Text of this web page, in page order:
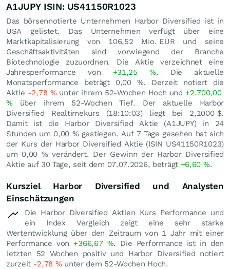
A1JUPY ISIN: US41150R1023
Das börsennotierte Unternehmen Harbor Diversified ist in
USA gelistet. Das Unternehmen verfügt über eine
Marktkapitalisierung von 106,52 Mio. EUR und seine
Geschäftsaktivitäten sind vorwiegend der Branche
Biotechnologie zuzuordnen. Die Aktie verzeichnet eine
Jahresperformance von +31,25%. Die aktuelle
Monatsperformance beträgt 0,00 %. Derzeit notiert die
Aktie -2,78 %unter ihrem 52-Wochen Hoch und +2.700,00
%über ihrem 52-Wochen Tief. Der aktuelle Harbor
Diversified Realtimekurs (18:10:03) liegt bei 2,1000 $.
Damit ist die Harbor Diversified Aktie (A1JUPY) in 24
Stunden um 0,00 %gestiegen. Auf 7 Tage gesehen hat sich
der Kurs der Harbor Diversified Aktie (ISIN US41150R1023)
um 0,00 %verändert. Der Gewinn der Harbor Diversified
Aktie auf 30 Tage, seit dem 07.07.2026, beträgt +6,60 %.
Kursziel Harbor Diversified und Analysten
Einschätzungen
Die Harbor Diversified Aktien Kurs Performance und
ein Index Vergleich zeigt eine sehr starke
Wertentwicklung über den Zeitraum von 1 Jahr mit einer
Performance von +366,67 %. Die Performance ist in den
letzten 52 Wochen positiv und Harbor Diversified notiert
zurzeit -2,78 %unter dem 52-Wochen Hoch.